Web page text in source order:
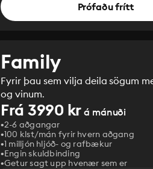
Prófaðu frítt
Family
Fyrir þau sem vilja deila sögum
og vinum.
Frá 3990 kr á mánuði
2-6 aðgangar
100 klst/mán fyrir hvern aðgang
1 milljón hljóð- og rafbækur
‎Engin skuldbinding
Getur sagt upp hvenær sem er